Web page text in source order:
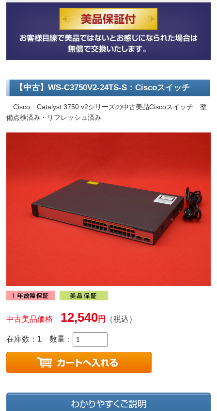
【中古】WS-C3750V2-24TS-S：Ciscoスイッチ
Cisco Catalyst 3750 v2シリーズの中古美品Ciscoスイッチ 整
備点検済み・リフレッシュ済み
中古美品価格 12,540円 （税込）
在庫数：1 数量：